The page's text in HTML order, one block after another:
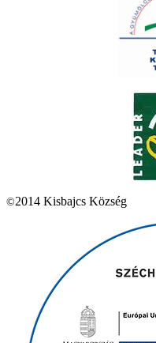
©2014 Kisbajcs Község